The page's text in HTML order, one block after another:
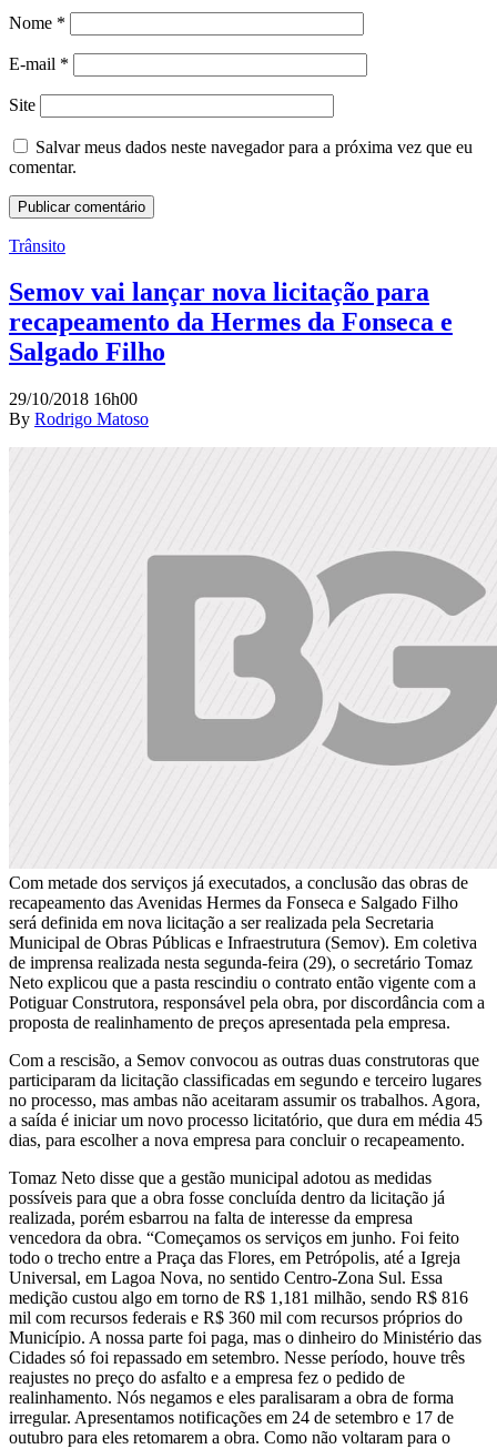
Nome *
E-mail *
Site
Salvar meus dados neste navegador para a próxima vez que eu
comentar.
Trânsito
Semov vai lançar nova licitação para
recapeamento da Hermes da Fonseca e
Salgado Filho
29/10/2018 16h00
By Rodrigo Matoso
Com metade dos serviços já executados, a conclusão das obras de
recapeamento das Avenidas Hermes da Fonseca e Salgado Filho
será definida em nova licitação a ser realizada pela Secretaria
Municipal de Obras Públicas e Infraestrutura (Semov). Em coletiva
de imprensa realizada nesta segunda-feira (29), o secretário Tomaz
Neto explicou que a pasta rescindiu o contrato então vigente com a
Potiguar Construtora, responsável pela obra, por discordância com a
proposta de realinhamento de preços apresentada pela empresa.
Com a rescisão, a Semov convocou as outras duas construtoras que
participaram da licitação classificadas em segundo e terceiro lugares
no processo, mas ambas não aceitaram assumir os trabalhos. Agora,
a saída é iniciar um novo processo licitatório, que dura em média 45
dias, para escolher a nova empresa para concluir o recapeamento.
Tomaz Neto disse que a gestão municipal adotou as medidas
possíveis para que a obra fosse concluída dentro da licitação já
realizada, porém esbarrou na falta de interesse da empresa
vencedora da obra. “Começamos os serviços em junho. Foi feito
todo o trecho entre a Praça das Flores, em Petrópolis, até a Igreja
Universal, em Lagoa Nova, no sentido Centro-Zona Sul. Essa
medição custou algo em torno de R$ 1,181 milhão, sendo R$ 816
mil com recursos federais e R$ 360 mil com recursos próprios do
Município. A nossa parte foi paga, mas o dinheiro do Ministério das
Cidades só foi repassado em setembro. Nesse período, houve três
reajustes no preço do asfalto e a empresa fez o pedido de
realinhamento. Nós negamos e eles paralisaram a obra de forma
irregular. Apresentamos notificações em 24 de setembro e 17 de
outubro para eles retomarem a obra. Como não voltaram para o